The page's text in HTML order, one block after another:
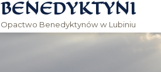
BENEDYKTYNI
Opactwo Benedyktynów w Lubiniu